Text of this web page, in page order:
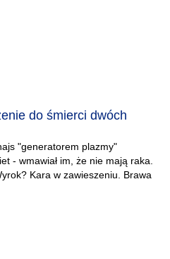
do śmierci dwóch
"generatorem plazmy"
- wmawiał im, że nie mają raka.
Kara w zawieszeniu. Brawa